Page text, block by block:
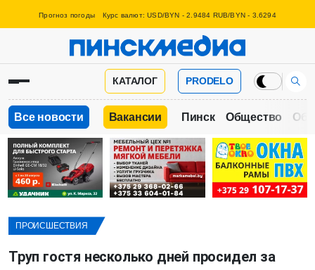
Прогноз погоды Курс валют: USD/BYN - 2.9484 RUB/BYN - 3.6294
КАТАЛОГ PRODELO
Все новости Вакансии Пинск Общество
ПРОИСШЕСТВИЯ
Труп гостя несколько дней просидел за